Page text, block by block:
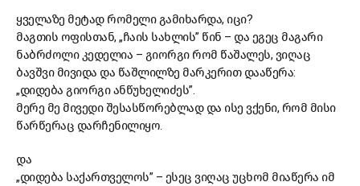
ყველაზე მეტად რომელი გამიხარდა, იცი?
მაგთის ოფისთან, „ჩაის სახლის” წინ – და ეგეც მაგარი
ნაბრძოლი კედელია – გიორგი რომ წაშალეს, ვიღაც
ბავშვი მივიდა და წაშლილზე მარკერით დააწერა:
„დიდება გიორგი ანწუხელიძეს”.
მერე მე მივედი შესასწორებლად და ისე ვქენი, რომ მისი
წარწერაც დარჩენილიყო.
და
„დიდება საქართველოს” – ესეც ვიღაც უცხომ მიაწერა იმ